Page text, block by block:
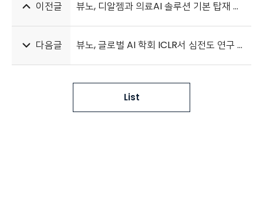
이전글 뷰노, 디알젬과 의료AI 솔루션 기본 탑재 공급 계약 체결
다음글 뷰노, 글로벌 AI 학회 ICLR서 심전도 연구 논문 채택
List